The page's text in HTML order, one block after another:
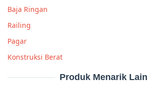
Baja Ringan
Railing
Pagar
Konstruksi Berat
Produk Menarik